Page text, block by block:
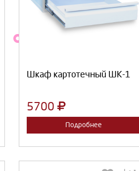
Шкаф картотечный ШК-1
5700
Подробнее
Выберите количество: